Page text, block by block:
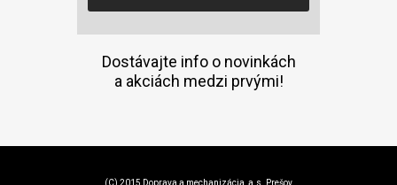
Dostávajte info o novinkách
a akciách medzi prvými!
(C) 2015 Doprava a mechanizácia, a.s. Prešov